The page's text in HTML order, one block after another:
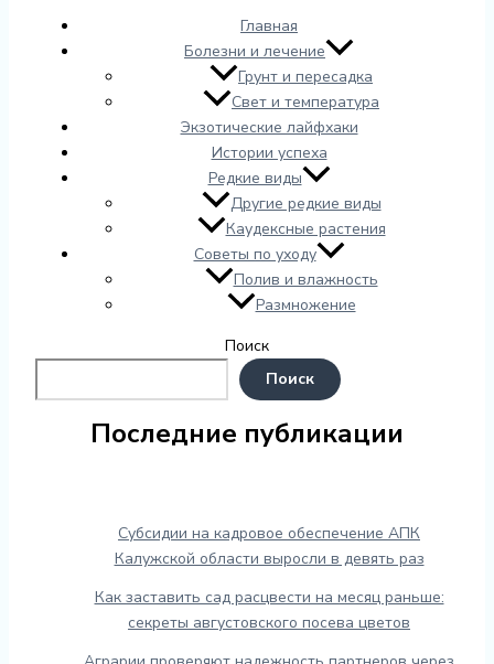
Главная
Болезни и лечение
Грунт и пересадка
Свет и температура
Экзотические лайфхаки
Истории успеха
Редкие виды
Другие редкие виды
Каудексные растения
Советы по уходу
Полив и влажность
Размножение
Поиск
Поиск
Последние публикации
Субсидии на кадровое обеспечение АПК
Калужской области выросли в девять раз
Как заставить сад расцвести на месяц раньше:
секреты августовского посева цветов